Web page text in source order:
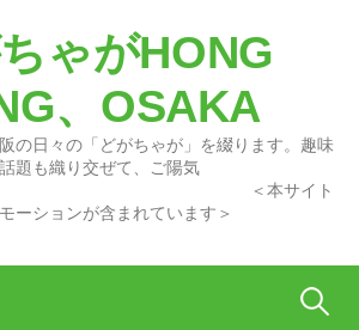
ゃがHONG
、OSAKA
の日々の「どがちゃが」を綴ります。趣味
題も織り交ぜて、ご陽気
本サイト
ーションが含まれています＞
検